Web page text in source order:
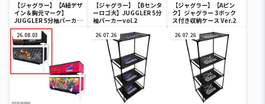
【ジャグラー】【A紐デザ
イン＆胸元マーク】
JUGGLER 5分袖パーカー
vol.2
【ジャグラー】【Bセンタ
ーロゴ大】JUGGLER 5分
袖パーカーvol.2
【ジャグラー】【Aピン
ク】ジャグラー 3ボック
ス付き収納ケース Ver.2
26.08.03 26.07.26 26.07.26